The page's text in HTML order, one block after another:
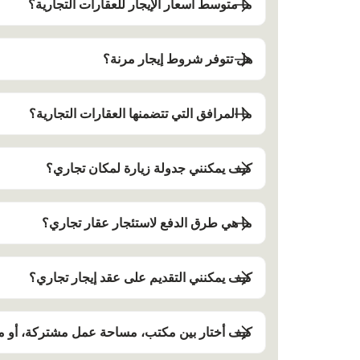
ما متوسط أسعار الإيجار للعقارات التجارية؟
هل تتوفر شروط إيجار مرنة؟
ما المرافق التي تتضمنها العقارات التجارية؟
كيف يمكنني جدولة زيارة لمكان تجاري؟
ما هي طرق الدفع لاستئجار عقار تجاري؟
كيف يمكنني التقديم على عقد إيجار تجاري؟
كيف أختار بين مكتب، مساحة عمل مشتركة، أو